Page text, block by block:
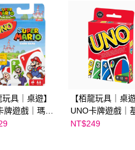
玩具｜桌遊】
牌遊戲｜瑪利
【栢龍玩具｜桌
UNO卡牌遊戲｜
版
NT$249